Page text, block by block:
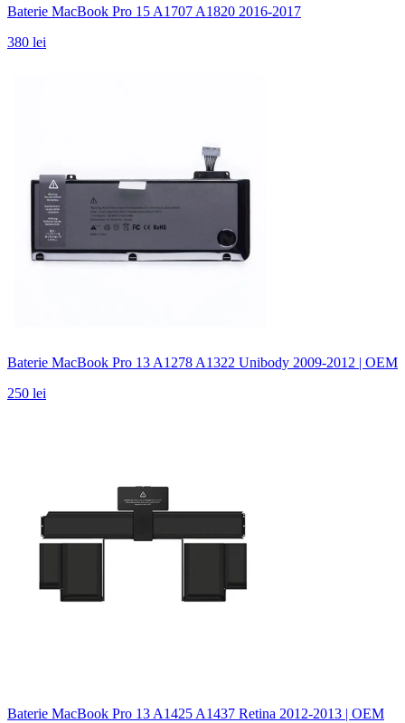
Baterie MacBook Pro 15 A1707 A1820 2016-2017
380 lei
Baterie MacBook Pro 13 A1278 A1322 Unibody 2009-2012 | OEM
250 lei
Baterie MacBook Pro 13 A1425 A1437 Retina 2012-2013 | OEM